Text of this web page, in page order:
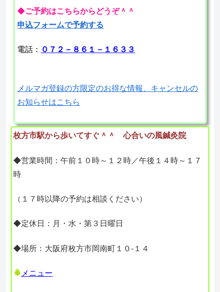
◆ご予約はこちらからどうぞ＾＾
申込フォームで予約する
電話： ０７２－８６１－１６３３
メルマガ登録の方限定のお得な情報、キャンセルの
お知らせはこちら
枚方市駅から歩いてすぐ＾＾ 心合いの風鍼灸院
◆営業時間：午前１０時～１２時／午後１４時～１７
時
（１７時以降の予約は相談ください）
◆定休日：月・水・第３日曜日
◆場所：大阪府枚方市岡南町１０-１４
メニュー